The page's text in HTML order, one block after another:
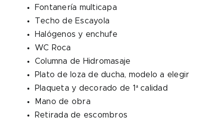
Fontanería multicapa
Techo de Escayola
Halógenos y enchufe
WC Roca
Columna de Hidromasaje
Plato de loza de ducha, modelo a elegir
Plaqueta y decorado de 1ª calidad
Mano de obra
Retirada de escombros